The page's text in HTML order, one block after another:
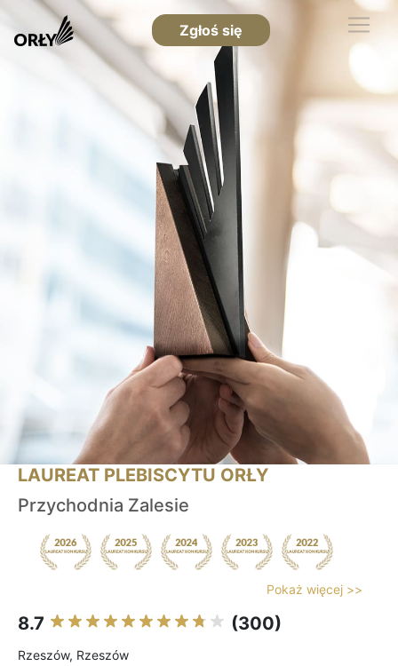
Zgłoś się
LAUREAT PLEBISCYTU ORŁY
Przychodnia Zalesie
Pokaż więcej >>
8.7 (300)
Rzeszów, Rzeszów